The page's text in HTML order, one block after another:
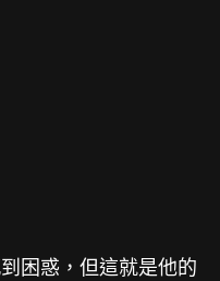
困惑，但這就是他的